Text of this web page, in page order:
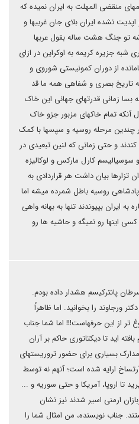
منقضی المهلت به ایران نمیده که
و اپدیت نشده ایران بلای جان غربیها و
تو جنگ هشت ساله بقول عربها
شبه جزیره کریمه به اوکراین در ازای
از دوران کمونیستی شوروی و
بصری و شفاهی همه ما قد
بسا زمانی قدرتهای جهانی این خاک
آنکه تمام خاکهای مزبور جزو خاک
چندین مرحله روسیه و سپسها با کمک
و حتی زمانی که لنین تبعیدی در
سوسیالیسم کارل مارکس و لوکالیزه
تزارها بیان داشت هر قراردادی به
روسیه باطل شمرده میشه اما
ایران بپیوندند تنها به بهانه واهی
اینها رو نمیگه و حاشیه ها رو
پانترکیسم هشدار داده بودم.
ورجاوند را بخوانید. اما ظاهراً
تر از این حرفهاست!!! اما شما جناب
اید تا دیکتاتوری حاکم بر آران
بسیاری برای حضور تروریستهای
ارایه شده است؛ آنهم نه توسط
تا اروپا، آمریکا و حتی سوریه و ...
ارمنی اسیر شدند نیز نشان
جناب نویسنده، من امثال شما را